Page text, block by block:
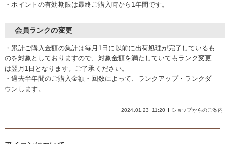
・ポイントの有効期限は最終ご購入時から1年間です。
会員ランクの変更
・累計ご購入金額の集計は毎月1日に以前に出荷処理が完了しているも
のを対象としておりますので、対象金額を満たしていてもランク変更
は翌月1日となります。ご了承ください。
・過去半年間のご購入金額・回数によって、ランクアップ・ランクダ
ウンします。
2024.01.23 11:20 ショップからのご案内